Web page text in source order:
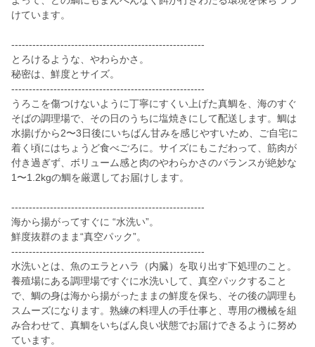
けています。
-------------------------------------------------------
とろけるような、やわらかさ。
秘密は、鮮度とサイズ。
-------------------------------------------------------
うろこを傷つけないように丁寧にすくい上げた真鯛を、海のすぐ
そばの調理場で、その日のうちに塩焼きにして配送します。鯛は
水揚げから2〜3日後にいちばん甘みを感じやすいため、ご自宅に
着く頃にはちょうど食べごろに。サイズにもこだわって、筋肉が
付き過ぎず、ボリューム感と肉のやわらかさのバランスが絶妙な
1〜1.2kgの鯛を厳選してお届けします。
-------------------------------------------------------
海から揚がってすぐに “水洗い”。
鮮度抜群のまま“真空パック”。
-------------------------------------------------------
水洗いとは、魚のエラとハラ（内臓）を取り出す下処理のこと。
養殖場にある調理場ですぐに水洗いして、真空パックすること
で、鯛の身は海から揚がったままの鮮度を保ち、その後の調理も
スムーズになります。熟練の料理人の手仕事と、専用の機械を組
み合わせて、真鯛をいちばん良い状態でお届けできるように努め
ています。